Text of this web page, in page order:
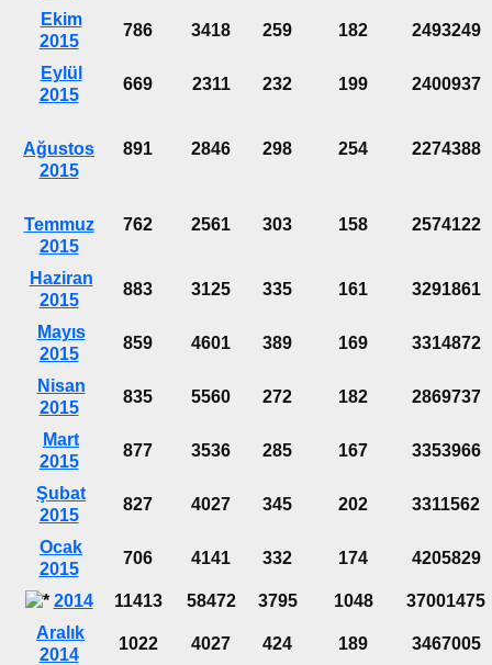
Ekim
2015
786 3418 259 182 2493249
Eylül
2015
669 2311 232 199 2400937
Ağustos
2015
891 2846 298 254 2274388
Temmuz
2015
762 2561 303 158 2574122
Haziran
2015
883 3125 335 161 3291861
Mayıs
2015
859 4601 389 169 3314872
Nisan
2015
835 5560 272 182 2869737
Mart
2015
877 3536 285 167 3353966
Şubat
2015
827 4027 345 202 3311562
Ocak
2015
706 4141 332 174 4205829
2014 11413 58472 3795 1048
37001475
Aralık
2014
1022 4027 424 189 3467005